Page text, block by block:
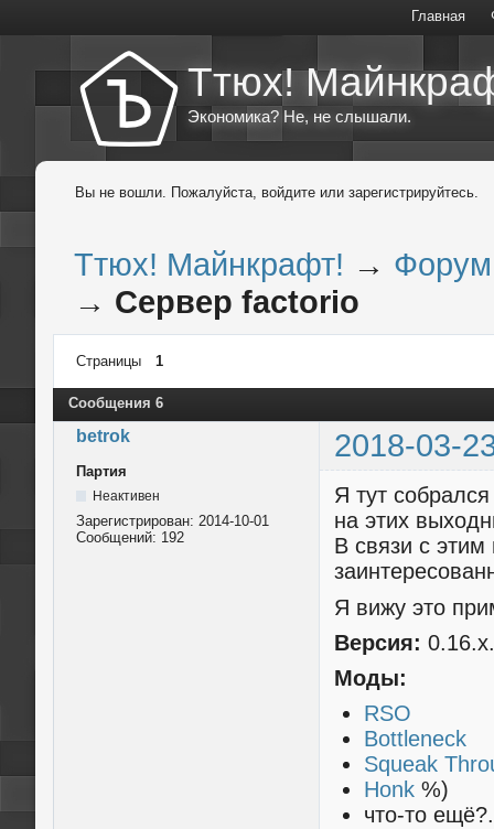
Главная
Ттюх!
Экономика? Не, не слышали.
Вы не вошли. Пожалуйста, войдите или зарегистрируйтесь.
Ттюх! Майнкрафт! → Форум
→ Сервер factorio
Страницы 1
Сообщения 6
betrok 2018-03-
Партия
Неактивен
Зарегистрирован: 2014-10-01
Сообщений: 192
Я тут
на этих
В связи с
Я вижу это
Версия:
Моды:
RSO
Bottleneck
Squeak
Honk%)
что-то